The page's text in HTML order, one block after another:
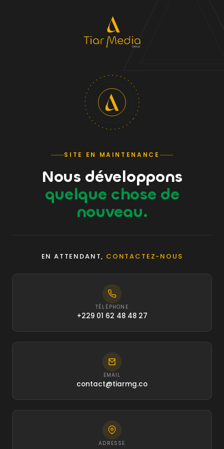
SITE EN MAINTENANCE
Nous développons
quelque chose de
nouveau.
EN ATTENDANT, CONTACTEZ-NOUS
TÉLÉPHONE
+229 01 62 48 48 27
EMAIL
contact@tiarmg.co
ADRESSE